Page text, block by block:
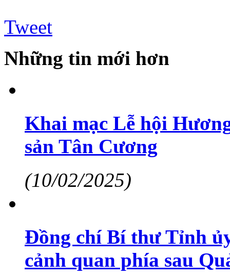
Tweet
Những tin mới hơn
Khai mạc Lễ hội
sản Tân Cương
(10/02/2025)
Đồng chí Bí thư Tỉnh
cảnh quan phía sau